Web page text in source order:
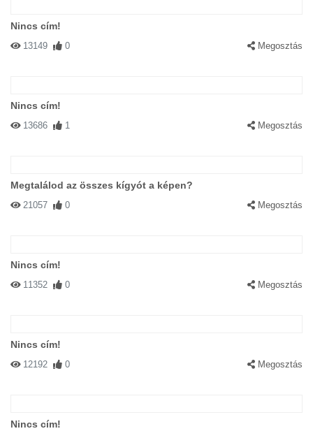
Nincs cím!
13149 0 Megosztás
Nincs cím!
13686 1 Megosztás
Megtalálod az összes kígyót a képen?
21057 0 Megosztás
Nincs cím!
11352 0 Megosztás
Nincs cím!
12192 0 Megosztás
Nincs cím!